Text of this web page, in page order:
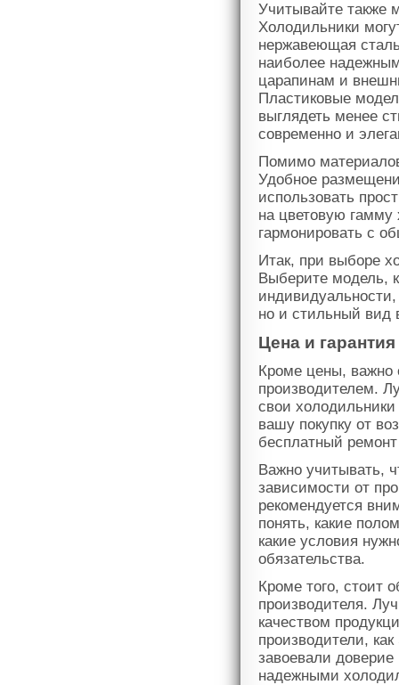
Учитывайте также
Холодильники
нержавеющая
наиболее
царапинам и
Пластиковые
выглядеть менее
современно и
Помимо
Удобное
использовать
на цветовую гамму
гармонировать с
Итак, при выборе
Выберите модель,
но и стильный вид
Цена и
Кроме цены, важно
производителем.
свои холодильники
вашу покупку от
бесплатный
Важно учитывать,
зависимости от
рекомендуется
понять, какие
какие условия
обязательства.
Кроме того, стоит
производителя.
качеством
производители,
завоевали
надежными